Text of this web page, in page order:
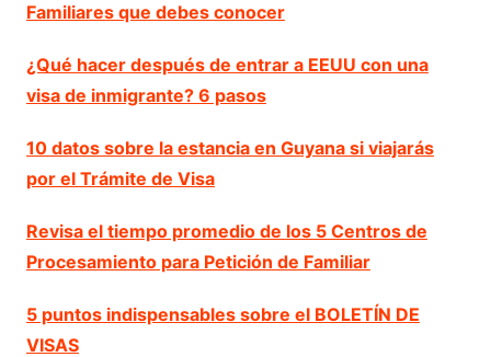
Familiares que debes conocer
¿Qué hacer después de entrar a EEUU con una
visa de inmigrante? 6 pasos
10 datos sobre la estancia en Guyana si viajarás
por el Trámite de Visa
Revisa el tiempo promedio de los 5 Centros de
Procesamiento para Petición de Familiar
5 puntos indispensables sobre el BOLETÍN DE
VISAS